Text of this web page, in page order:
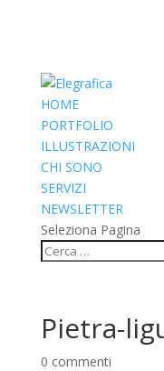
HOME
PORTFOLIO
ILLUSTRAZIONI
CHI SONO
SERVIZI
NEWSLETTER
Seleziona Pagina
Pietra-
0 commenti